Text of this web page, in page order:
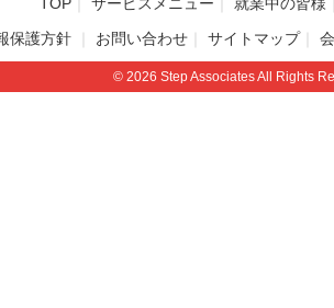
保護方針
お問い合わせ サイトマップ
© 2026 Step Associates All Rights